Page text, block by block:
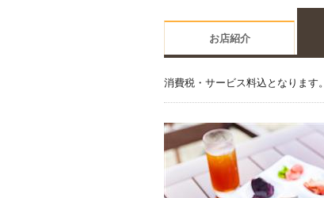
お店紹介
消費税・サービス料込となります。